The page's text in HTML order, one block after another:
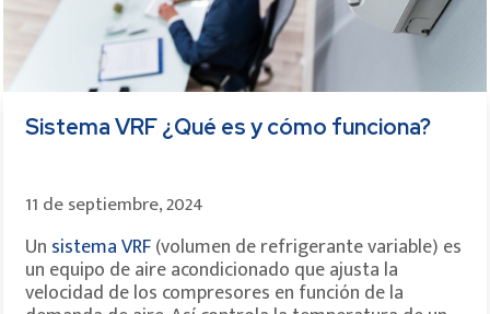
Sistema VRF ¿Qué es y cómo funciona?
11 de septiembre, 2024
Un sistema VRF(volumen de refrigerante variable) es
un equipo de aire acondicionado que ajusta la
velocidad de los compresores en función de la